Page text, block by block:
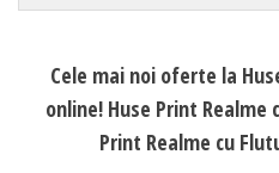
Cele mai noi oferte la
online! Huse Print Realme
Print Realme cu